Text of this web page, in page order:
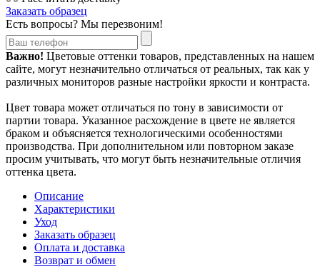
Заказать образец
Есть вопросы? Мы перезвоним!
Важно! Цветовые оттенки товаров, представленных на нашем
сайте, могут незначительно отличаться от реальных, так как у
различных мониторов разные настройки яркости и контраста.
Цвет товара может отличаться по тону в зависимости от
партии товара. Указанное расхождение в цвете не является
браком и объясняется технологическими особенностями
производства. При дополнительном или повторном заказе
просим учитывать, что могут быть незначительные отличия
оттенка цвета.
Описание
Характеристики
Уход
Заказать образец
Оплата и доставка
Возврат и обмен